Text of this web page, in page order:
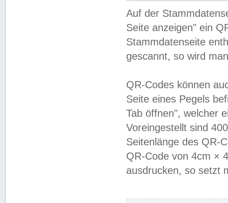
Auf der
Seite anzeigen" ein
Stammdatenseite
gescannt, so wird
QR-Codes können
Seite eines Pegels
Tab öffnen", welcher
Voreingestellt sind
Seitenlänge des QR-
QR-Code von 4cm ×
ausdrucken, so setzt